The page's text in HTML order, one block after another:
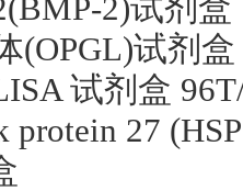
2)试剂盒
(OPGL)试剂盒
试剂盒
protein 27